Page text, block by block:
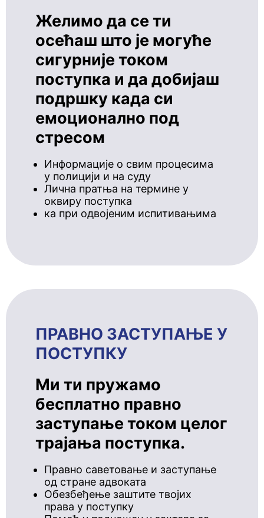
Желимо да се ти
осећаш што је могуће
сигурније током
поступка и да добијаш
подршку када си
емоционално под
стресом
Информације о свим процесима
у полицији и на суду
Лична пратња на термине у
оквиру поступка
ка при одвојеним испитивањима
ПРАВНО ЗАСТУПАЊЕ У
ПОСТУПКУ
Ми ти пружамо
бесплатно правно
заступање током целог
трајања поступка.
Правно саветовање и заступање
од стране адвоката
Обезбеђење заштите твојих
права у поступку